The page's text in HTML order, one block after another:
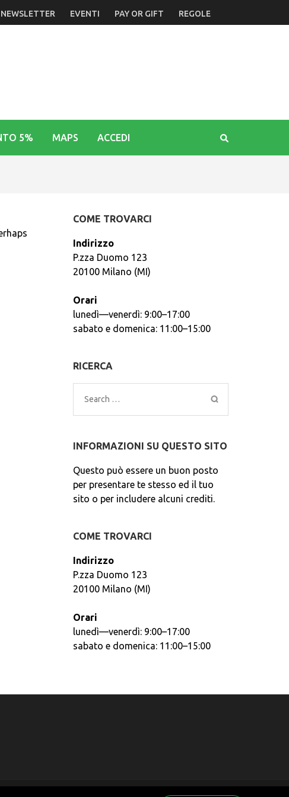
NEWSLETTER EVENTI PAY OR GIFT REGOLE
5% MAPS ACCEDI
COME TROVARCI
Indirizzo
P.zza Duomo 123
20100 Milano (MI)
Orari
lunedì—venerdì: 9:00–17:00
sabato e domenica: 11:00–15:00
RICERCA
Search
for:
INFORMAZIONI SU QUESTO SITO
Questo può essere un buon posto
per presentare te stesso ed il tuo
sito o per includere alcuni crediti.
COME TROVARCI
Indirizzo
P.zza Duomo 123
20100 Milano (MI)
Orari
lunedì—venerdì: 9:00–17:00
sabato e domenica: 11:00–15:00